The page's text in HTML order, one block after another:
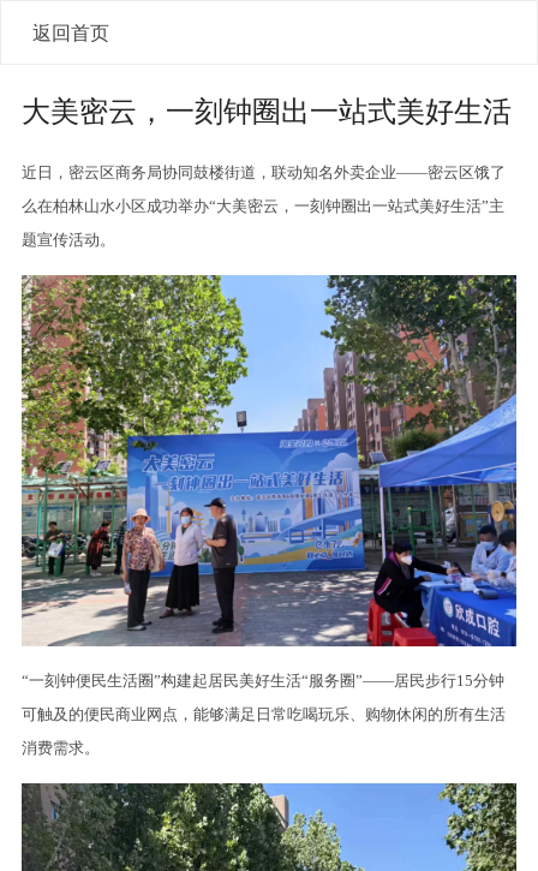
返回首页
大美密云，一刻钟圈出一站式美好生活
近日，密云区商务局协同鼓楼街道，联动知名外卖企业——密云区饿了
么在柏林山水小区成功举办“大美密云，一刻钟圈出一站式美好生活”主
题宣传活动。
“一刻钟便民生活圈”构建起居民美好生活“服务圈”——居民步行15分钟
可触及的便民商业网点，能够满足日常吃喝玩乐、购物休闲的所有生活
消费需求。